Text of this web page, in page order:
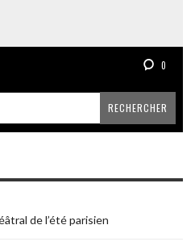
0
de l’été parisien